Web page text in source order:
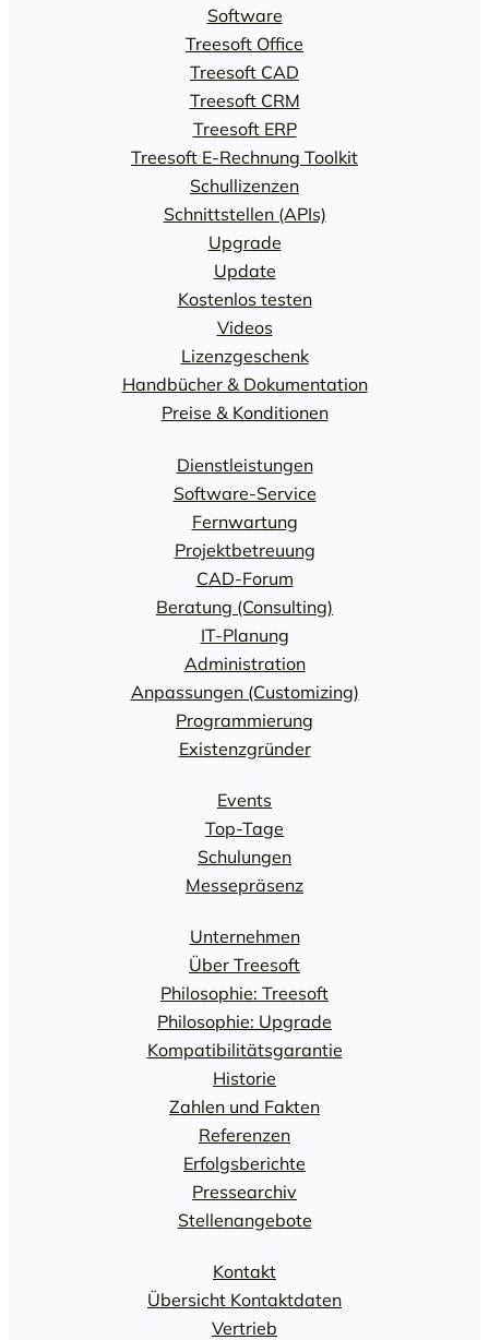
Software
Treesoft Office
Treesoft CAD
Treesoft CRM
Treesoft ERP
Treesoft E-Rechnung Toolkit
Schullizenzen
Schnittstellen (APIs)
Upgrade
Update
Kostenlos testen
Videos
Lizenzgeschenk
Handbücher & Dokumentation
Preise & Konditionen
Dienstleistungen
Software-Service
Fernwartung
Projektbetreuung
CAD-Forum
Beratung (Consulting)
IT-Planung
Administration
Anpassungen (Customizing)
Programmierung
Existenzgründer
Events
Top-Tage
Schulungen
Messepräsenz
Unternehmen
Über Treesoft
Philosophie: Treesoft
Philosophie: Upgrade
Kompatibilitätsgarantie
Historie
Zahlen und Fakten
Referenzen
Erfolgsberichte
Pressearchiv
Stellenangebote
Kontakt
Übersicht Kontaktdaten
Vertrieb